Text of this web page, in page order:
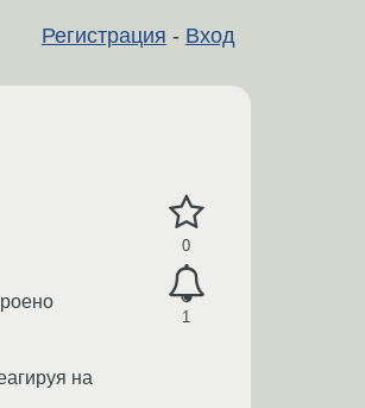
Регистрация - Вход
0
1
на